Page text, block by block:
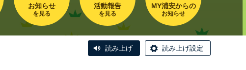
お知らせ
を見る
活動報告
を見る
MY浦安からの
お知らせ
読み上げ 読み上げ設定